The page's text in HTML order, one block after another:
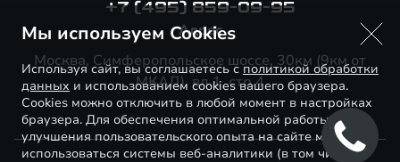
+7 (495) 859-09-95
Адрес
Москва, Симферопольское шоссе, 30км (9км от
МКАД), вл.1, стр.4
Мы используем Cookies
Используя сайт, вы соглашаетесь сполитикой обработки
данных и использованием cookies вашего браузера.
Cookies можно отключить в любой момент в настройках
браузера. Для обеспечения оптимальной работы и
улучшения пользовательского опыта на сайте могут
использоваться системы веб-аналитики (в том числе